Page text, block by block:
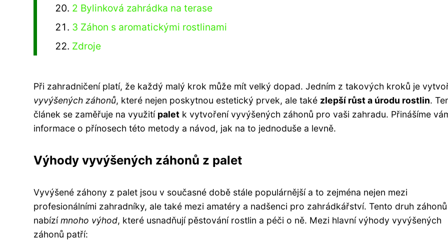
2 Bylinková zahrádka na terase
3 Záhon s aromatickými rostlinami
Zdroje
Při zahradničení platí, že každý malý krok může mít velký dopad. Jedním z takových kroků je
vyvýšených záhonů, které nejen poskytnou estetický prvek, ale také zlepší růst a úrodu rostlin.
článek se zaměřuje na využití palet k vytvoření vyvýšených záhonů pro vaši zahradu. Přinášíme
informace o přínosech této metody a návod, jak na to jednoduše a levně.
Výhody vyvýšených záhonů z palet
Vyvýšené záhony z palet jsou v současné době stále populárnější a to zejména nejen mezi
profesionálními zahradníky, ale také mezi amatéry a nadšenci pro zahrádkářství. Tento druh záhonů
nabízímnoho výhod, které usnadňují pěstování rostlin a péči o ně. Mezi hlavní výhody vyvýšených
záhonů patří: